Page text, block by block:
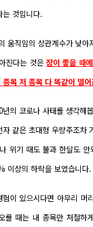
것입니다.
움직임의 상관계수가 낮아
진다는 것은 장이 좋을 때
목 저 종목 다 똑같이 떨어
의 코로나 사태를 생각해
같은 초대형 우량주조차
위기 때도 불과 한달도 안
이상의 하락을 보였습니다.
이 있으시다면 아무리 머
를 때는 내 종목만 처절하